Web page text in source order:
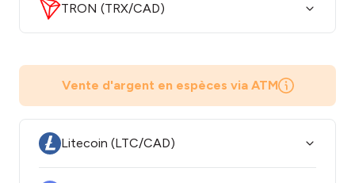
TRON (TRX/CAD)
Vente d'argent en espèces via ATM
Litecoin (LTC/CAD)